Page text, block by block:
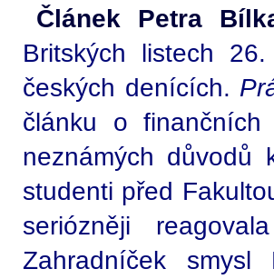
Článek Petra
Britských listech
českých denících.
článku o
neznámých důvodů
studenti před
seriózněji reagovala
Zahradníček